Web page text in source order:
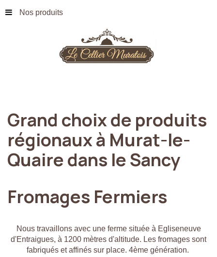
Nos produits
Grand choixde produits
régionauxà Murat-le-
Quairedans leSancy
Fromages Fermiers
Nous travaillons avec une ferme située à Egliseneuve
d'Entraigues, à 1200 mètres d'altitude. Les fromages sont
fabriqués et affinés sur place. 4ème génération.